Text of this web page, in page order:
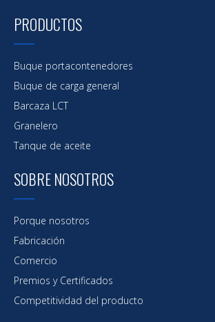
PRODUCTOS
Buque portacontenedores
Buque de carga general
Barcaza LCT
Granelero
Tanque de aceite
SOBRE NOSOTROS
Porque nosotros
Fabricación
Comercio
Premios y Certificados
Competitividad del producto